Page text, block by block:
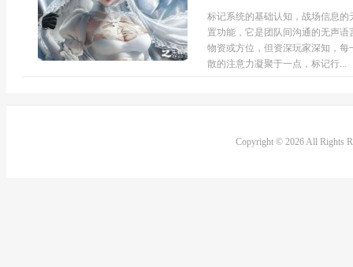
标记系统的基础认知，战场信息
置功能，它是团队间沟通的无声
物资或方位，但资深玩家深知，
散的注意力凝聚于一点，标记行...
Copyright © 2026 All Rights